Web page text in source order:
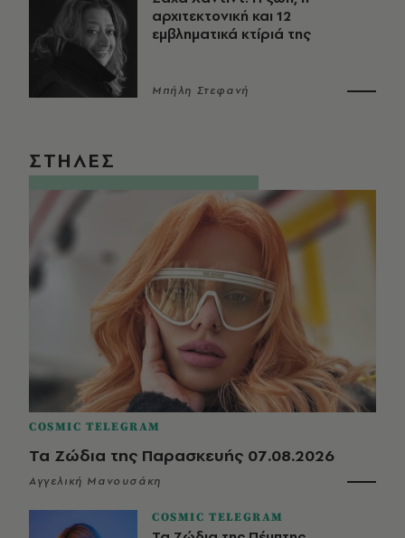
αρχιτεκτονική και 12
εμβληματικά κτίριά της
Μπήλη Στεφανή
ΣΤΗΛΕΣ
COSMIC TELEGRAM
Τα Ζώδια της Παρασκευής 07.08.2026
Αγγελική Μανουσάκη
COSMIC TELEGRAM